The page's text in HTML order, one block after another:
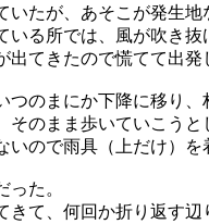
いたが、あそこが発生
いる所では、風が吹き
出てきたので慌てて出発
つのまにか下降に移り
そのまま歩いていこう
いので雨具（上だけ）
た。
きて、何回か折り返す